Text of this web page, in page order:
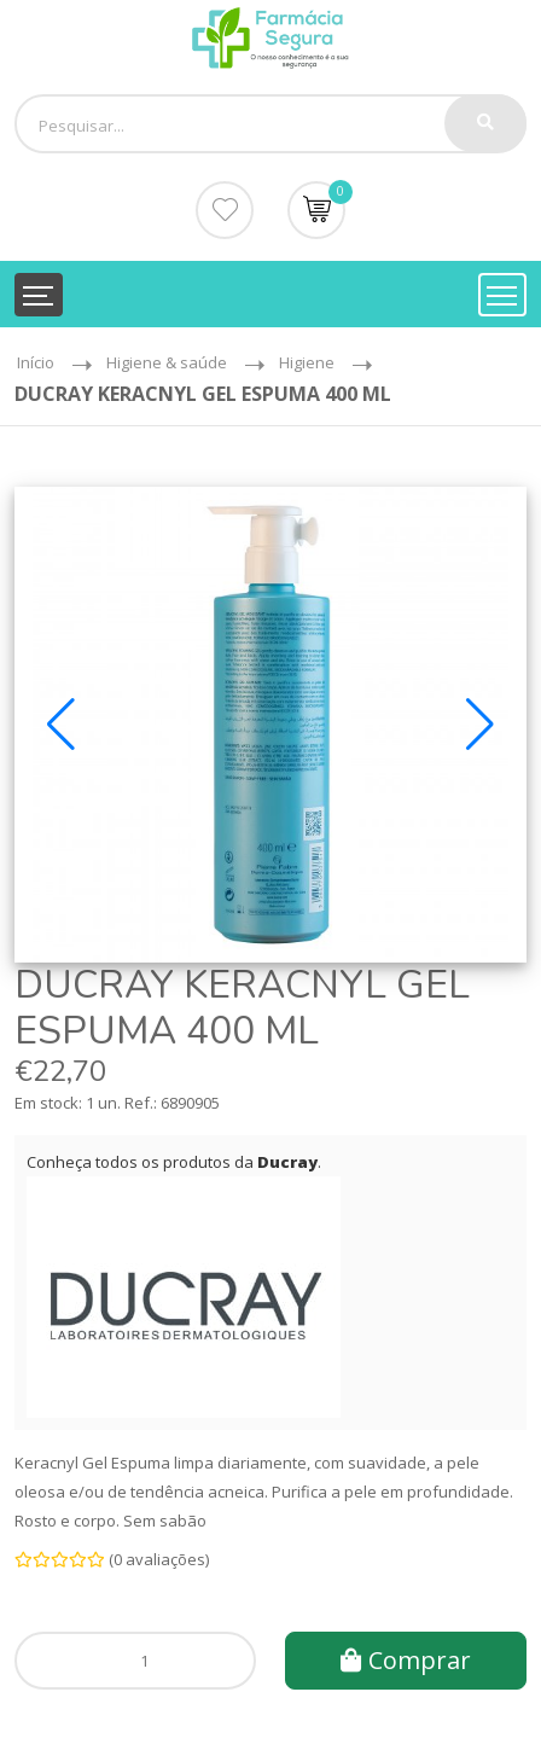
0
Início Higiene & saúde Higiene
DUCRAY KERACNYL GEL ESPUMA 400 ML
DUCRAY KERACNYL GEL
ESPUMA 400 ML
€22,70
Em stock: 1 un. Ref.: 6890905
Conheça todos os produtos da Ducray.
Keracnyl Gel Espuma limpa diariamente, com suavidade, a pele
oleosa e/ou de tendência acneica. Purifica a pele em profundidade.
Rosto e corpo. Sem sabão
(0 avaliações)
Comprar